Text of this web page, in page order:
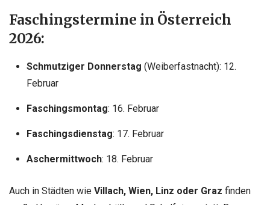
Faschingstermine in Österreich
2026:
Schmutziger Donnerstag (Weiberfastnacht): 12.
Februar
Faschingsmontag: 16. Februar
Faschingsdienstag: 17. Februar
Aschermittwoch: 18. Februar
Auch in Städten wie Villach, Wien, Linz oder Graz finden